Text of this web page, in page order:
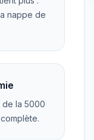
nappe de
de la 5000